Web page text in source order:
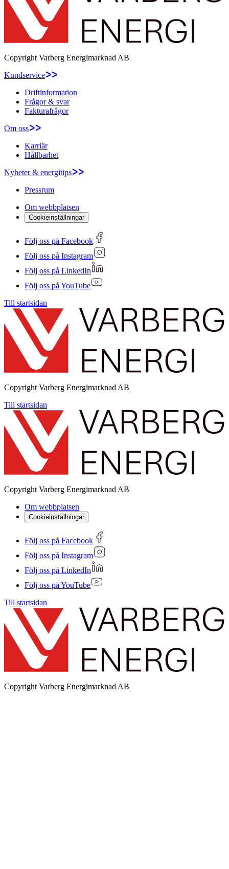
CopyrightVarberg Energimarknad AB
Kundservice
Driftinformation
Frågor & svar
Fakturafrågor
Om oss
Karriär
Hållbarhet
Nyheter & energitips
Pressrum
Om webbplatsen
Cookieinställningar
Följ oss på Facebook
Följ oss på Instagram
Följ oss på LinkedIn
Följ oss på YouTube
Till startsidan
Copyright Varberg Energimarknad AB
Till startsidan
Copyright Varberg Energimarknad AB
Om webbplatsen
Cookieinställningar
Följ oss på Facebook
Följ oss på Instagram
Följ oss på LinkedIn
Följ oss på YouTube
Till startsidan
Copyright Varberg Energimarknad AB